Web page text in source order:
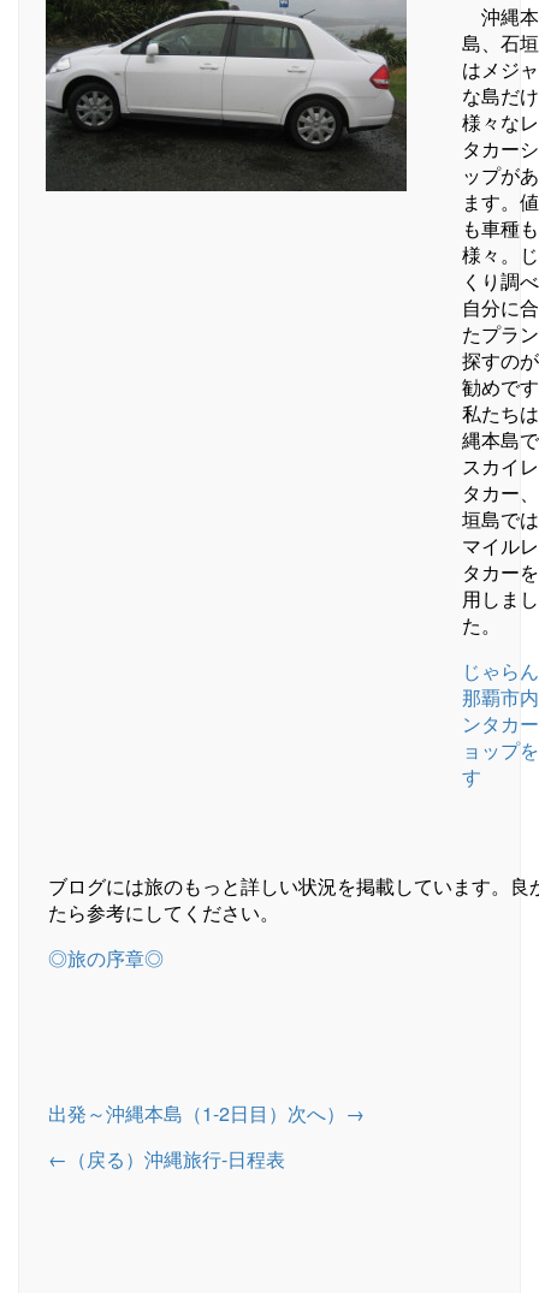
沖縄本
島、石
はメジ
な島だ
様々な
タカー
ップが
ます。
も車種も
様々。
くり調
自分に
たプラ
探すの
勧めで
私たち
縄本島
スカイ
タカー
垣島で
マイル
タカー
用しまし
た。
じゃら
那覇市
ンタカ
ョップ
す
ブログには旅のもっと詳しい状況を掲載しています。良
たら参考にしてください。
◎旅の序章◎
出発～沖縄本島（1-2日目）次へ）→
←（戻る）沖縄旅行-日程表